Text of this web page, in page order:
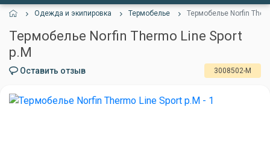
Одежда и экипировка Термобелье Термобелье Norfin
Термобелье Norfin Thermo Line Sport
р.M
Оставить отзыв 3008502-M